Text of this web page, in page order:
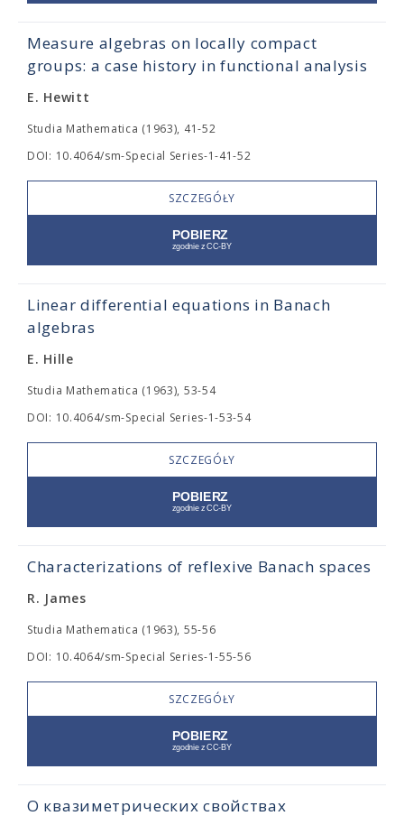
Measure algebras on locally compact
groups: a case history in functional analysis
E. Hewitt
Studia Mathematica (1963), 41-52
DOI: 10.4064/sm-Special Series-1-41-52
SZCZEGÓŁY
Linear differential equations in Banach
algebras
E. Hille
Studia Mathematica (1963), 53-54
DOI: 10.4064/sm-Special Series-1-53-54
SZCZEGÓŁY
Characterizations of reflexive Banach spaces
R. James
Studia Mathematica (1963), 55-56
DOI: 10.4064/sm-Special Series-1-55-56
SZCZEGÓŁY
О квазиметрических свойствах